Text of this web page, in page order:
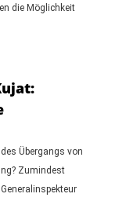
die Möglichkeit
Übergangs von
Zumindest